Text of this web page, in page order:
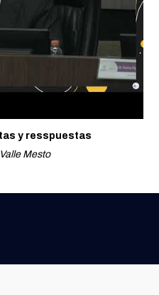
y resspuestas
Mesto